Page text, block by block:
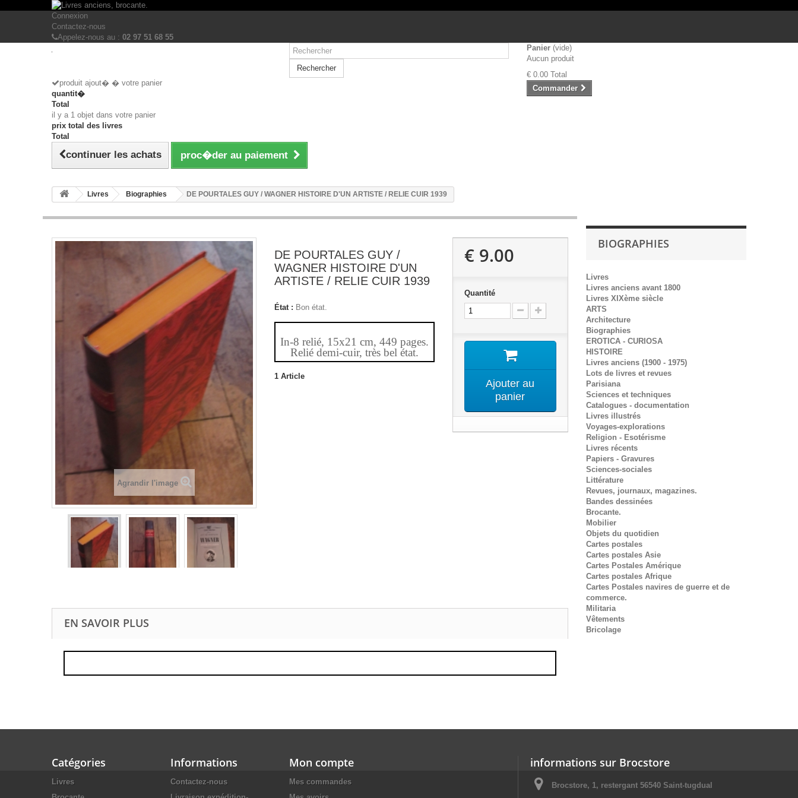
Connexion
Contactez-nous
Appelez-nous au : 02 97 51 68 55
Rechercher
Panier (vide)
Aucun produit
€ 0.00 Total
Commander
produit ajout� � votre panier
quantit�
Total
il y a 1 objet dans votre panier
prix total des livres
Total
continuer les achats proc�der au paiement
Livres Biographies DE POURTALES GUY / WAGNER HISTOIRE D'UN ARTISTE / RELIE CUIR 1939
Agrandir l'image
DE POURTALES GUY /
WAGNER HISTOIRE D'UN
ARTISTE / RELIE CUIR 1939
État : Bon état.
In-8 relié, 15x21 cm, 449 pages.
Relié demi-cuir, très bel état.
1 Article
€ 9.00
Quantité
Ajouter au
panier
EN SAVOIR PLUS
BIOGRAPHIES
Livres
Livres anciens avant 1800
Livres XIXème siècle
ARTS
Architecture
Biographies
EROTICA - CURIOSA
HISTOIRE
Livres anciens (1900 - 1975)
Lots de livres et revues
Parisiana
Sciences et techniques
Catalogues - documentation
Livres illustrés
Voyages-explorations
Religion - Esotérisme
Livres récents
Papiers - Gravures
Sciences-sociales
Littérature
Revues, journaux, magazines.
Bandes dessinées
Brocante.
Mobilier
Objets du quotidien
Cartes postales
Cartes postales Asie
Cartes Postales Amérique
Cartes postales Afrique
Cartes Postales navires de guerre et de
commerce.
Militaria
Vêtements
Bricolage
Catégories
Livres
Informations
Contactez-nous
Mon compte
Mes commandes
informations sur Brocstore
Brocstore, 1, restergant 56540 Saint-tugdual